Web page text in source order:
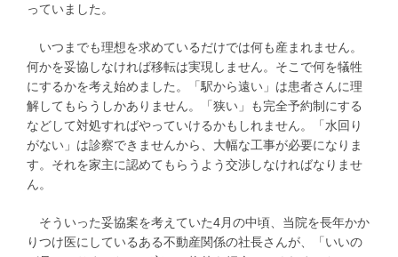
っていました。
いつまでも理想を求めているだけでは何も産まれません。
何かを妥協しなければ移転は実現しません。そこで何を犠牲
にするかを考え始めました。「駅から遠い」は患者さんに理
解してもらうしかありません。「狭い」も完全予約制にする
などして対処すればやっていけるかもしれません。「水回り
がない」は診察できませんから、大幅な工事が必要になりま
す。それを家主に認めてもらうよう交渉しなければなりませ
ん。
そういった妥協案を考えていた4月の中頃、当院を長年かか
りつけ医にしているある不動産関係の社長さんが、「いいの